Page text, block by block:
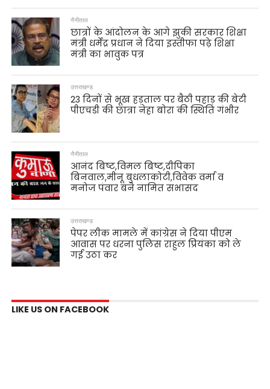
नैनीताल
छात्रों के आंदोलन के आगे झुकी सरकार शिक्षा
मंत्री धर्मेंद्र प्रधान ने दिया इस्तीफा पढ़े शिक्षा
मंत्री का भावुक पत्र
उत्तराखण्ड
23 दिनों से भूख हड़ताल पर बैठी पहाड़ की बेटी
पीएचडी की छात्रा नेहा बोरा की स्थिति गंभीर
नैनीताल
आनंद बिष्ट,विमल बिष्ट,दीपिका
बिनवाल,मीनू बुधलाकोटी,विवेक वर्मा व
मनोज पंवार बने नामित सभासद
उत्तराखण्ड
पेपर लीक मामले में कांग्रेस ने दिया पीएम
आवास पर धरना पुलिस राहुल प्रियंका को ले
गई उठा कर
LIKE US ON FACEBOOK